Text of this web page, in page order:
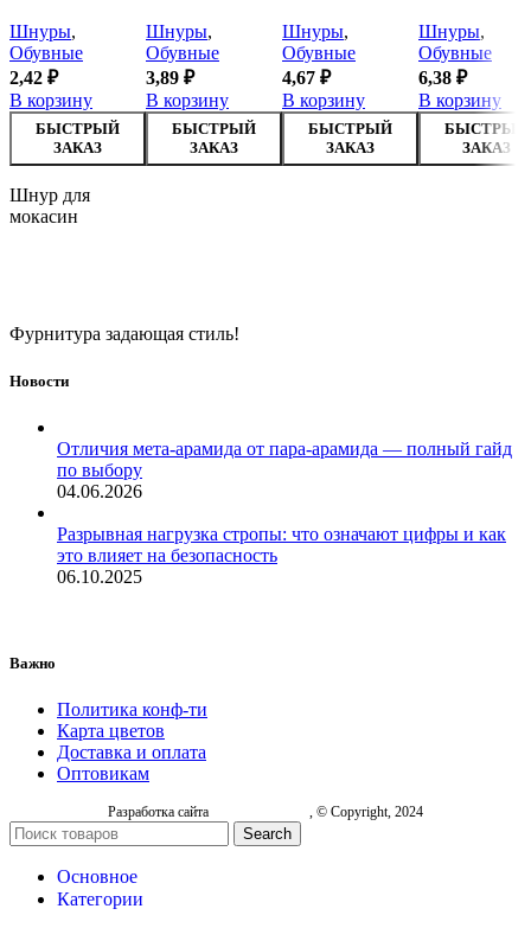
Шнуры,
Обувные
2,42 ₽
В корзину
БЫСТРЫЙ
ЗАКАЗ
Шнур для
мокасин
Шнуры,
Обувные
3,89 ₽
В корзину
БЫСТРЫЙ
ЗАКАЗ
Шнуры,
Обувные
4,67 ₽
В корзину
БЫСТРЫЙ
ЗАКАЗ
Шнуры,
Обувные
6,38 ₽
В корзину
БЫСТРЫЙ
ЗАКАЗ
Фурнитура задающая стиль!
Новости
Отличия мета-арамида от пара-арамида — полный гайд
по выбору
04.06.2026
Разрывная нагрузка стропы: что означают цифры и как
это влияет на безопасность
06.10.2025
Важно
Политика конф-ти
Карта цветов
Доставка и оплата
Оптовикам
Разработка сайта , © Copyright, 2024
Search
Основное
Категории